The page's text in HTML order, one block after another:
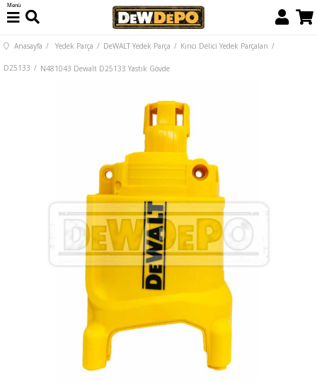
Menü
Anasayfa Yedek Parça DeWALT Yedek Parça Kırıcı Delici Yedek Parçaları
D25133 N481043 Dewalt D25133 Yastık Gövde